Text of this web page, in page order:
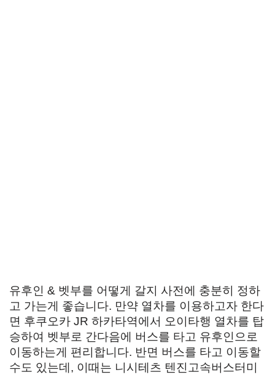
유후인 & 벳부를 어떻게 갈지 사전에 충분히 정하
고 가는게 좋습니다. 만약 열차를 이용하고자 한다
면 후쿠오카 JR 하카타역에서 오이타행 열차를 탑
승하여 벳부로 간다음에 버스를 타고 유후인으로
이동하는게 편리합니다. 반면 버스를 타고 이동할
수도 있는데, 이때는 니시테츠 텐진고속버스터미